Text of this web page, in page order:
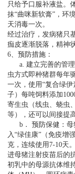
只给予口服补液盐。
抹“曲咪新软膏”，环
天消毒一次。
经过治疗，发病猪只
痂皮逐渐脱落，精神
6、预防措施：
a. 建立完善的管理
虫方式即种猪群每年
一次，使用“复合绿
子）每吨饲料添加
寄生虫（线虫、蛲虫
等），还可以间接提
b． 预防保健：母
入“绿佳康”（免疫增
克，连续使用7-10天
进母猪注射疫苗后的
初乳中的母源抗体维